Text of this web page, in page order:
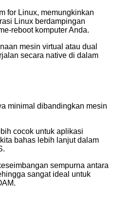
for Linux, memungkinkan
Linux berdampingan
reboot komputer Anda.
mesin virtual atau dual
secara native di dalam
minimal dibandingkan mesin
cocok untuk aplikasi
bahas lebih lanjut dalam
sempurna antara
sangat ideal untuk